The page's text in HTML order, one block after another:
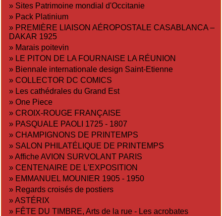
» Sites Patrimoine mondial d'Occitanie
» Pack Platinium
» PREMIÈRE LIAISON AÉROPOSTALE CASABLANCA –
DAKAR 1925
» Marais poitevin
» LE PITON DE LA FOURNAISE LA RÉUNION
» Biennale internationale design Saint-Etienne
» COLLECTOR DC COMICS
» Les cathédrales du Grand Est
» One Piece
» CROIX-ROUGE FRANÇAISE
» PASQUALE PAOLI 1725 - 1807
» CHAMPIGNONS DE PRINTEMPS
» SALON PHILATÉLIQUE DE PRINTEMPS
»Affiche AVION SURVOLANT PARIS
» CENTENAIRE DE L'EXPOSITION
» EMMANUEL MOUNIER 1905 - 1950
» Regards croisés de postiers
»ASTÉRIX
» FÊTE DU TIMBRE, Arts de la rue - Les acrobates